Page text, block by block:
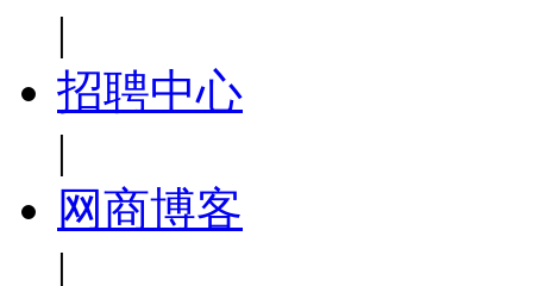
|
招聘中心
|
网商博客
|